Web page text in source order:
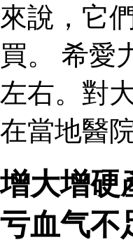
來說，它
買。 希愛
左右。對
在當地醫
增大增硬
亏血气不